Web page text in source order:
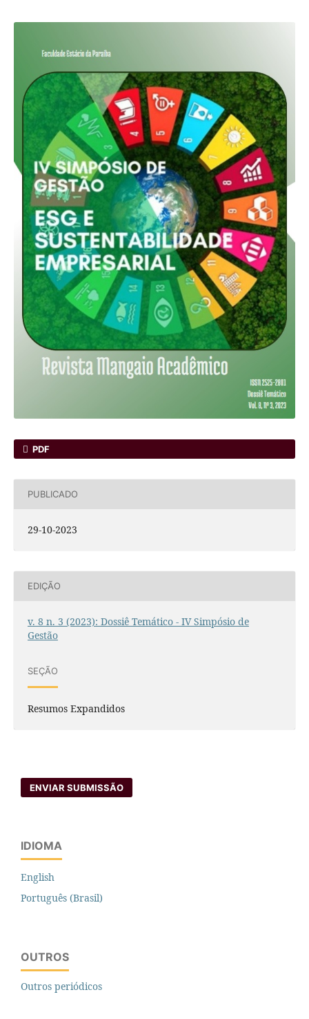
PDF
PUBLICADO
29-10-2023
EDIÇÃO
v. 8 n. 3 (2023): Dossiê Temático - IV Simpósio de
Gestão
SEÇÃO
Resumos Expandidos
ENVIAR SUBMISSÃO
IDIOMA
English
Português (Brasil)
OUTROS
Outros periódicos